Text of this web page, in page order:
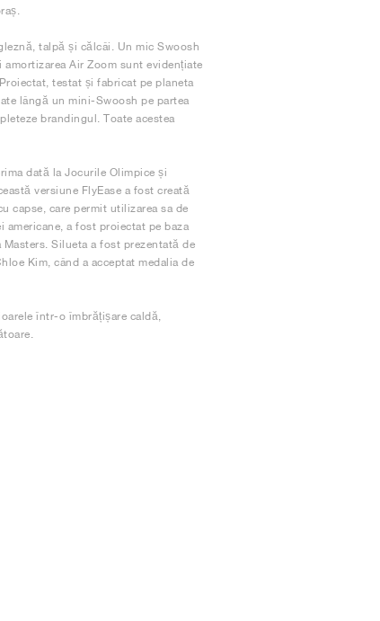
talpă și călcâi. Un mic Swoosh
Air Zoom sunt evidențiate
testat și fabricat pe planeta
lângă un mini-Swoosh pe partea
brandingul. Toate acestea
dată la Jocurile Olimpice și
versiune FlyEase a fost creată
capse, care permit utilizarea sa de
a fost proiectat pe baza
Silueta a fost prezentată de
Kim, când a acceptat medalia de
într-o îmbrățișare caldă,